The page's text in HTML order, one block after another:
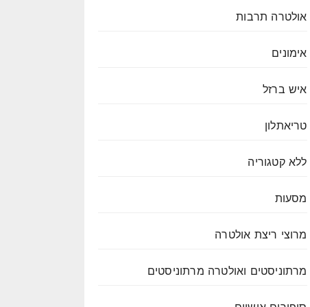
אולטרה תרבות
אימונים
איש ברזל
טריאתלון
ללא קטגוריה
מסעות
מרוצי ריצת אולטרה
מרתוניסטים ואולטרה מרתוניסטים